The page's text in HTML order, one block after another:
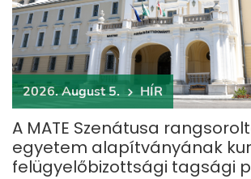
2026. August 5. HÍR
A MATE Szenátusa
egyetem alapítványának
felügyelőbizottsági tagsági